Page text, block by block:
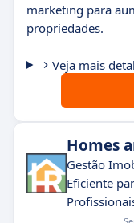
marketing para
propriedades.
Veja mais
Homes
Gestão
Eficiente